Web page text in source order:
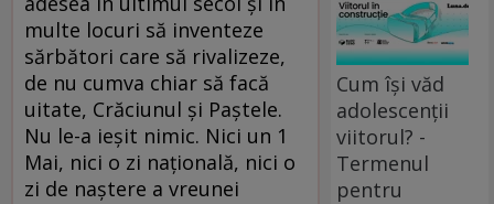
multe locuri să inventeze
sărbători care să rivalizeze,
de nu cumva chiar să facă
uitate, Crăciunul și Paștele.
Nu le-a ieșit nimic. Nici un 1
Mai, nici o zi națională, nici o
zi de naștere a vreunei
Cum își văd
adolescenții
viitorul? -
Termenul
pentru